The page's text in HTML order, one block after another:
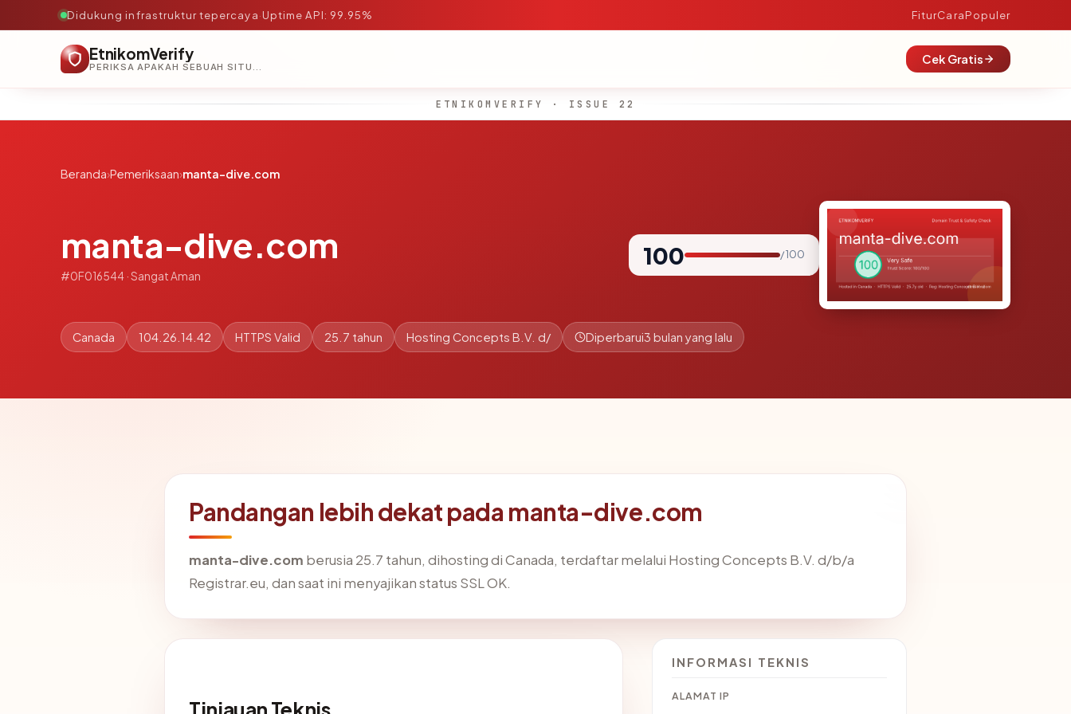
Didukung infrastruktur tepercaya·Uptime API: 99.95% FiturCaraPopuler
EtnikomVerify
PERIKSA APAKAH SEBUAH SITUS AMAN, TEPERCAYA, DAN TERVERIFIKASI DALAM HITUNGAN DETIK.
Cek Gratis
ETNIKOMVERIFY · ISSUE 22
Beranda›Pemeriksaan›manta-dive.com
manta-dive.com
#0F016544 · Sangat Aman
100 / 100
Canada 104.26.14.42 HTTPS Valid 25.7 tahun Hosting Concepts B.V. d/ Diperbarui3 bulan yang lalu
Pandangan lebih dekat pada manta-dive.com
manta-dive.com berusia 25.7 tahun, dihosting di Canada, terdaftar melalui Hosting Concepts B.V. d/b/a
Registrar.eu, dan saat ini menyajikan status SSL OK.
Tinjauan Teknis
INFORMASI TEKNIS
ALAMAT IP